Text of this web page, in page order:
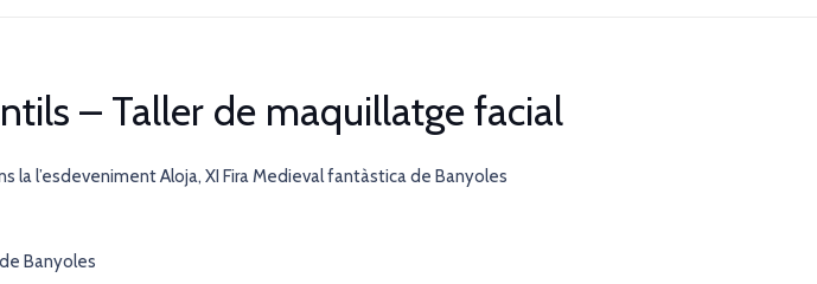
– Taller de maquillatge facial
la l’esdeveniment Aloja, XI Fira Medieval fantàstica de Banyoles
Banyoles